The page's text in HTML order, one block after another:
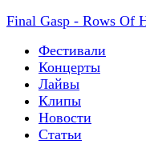
Final Gasp - Rows Of
Фестивали
Концерты
Лайвы
Клипы
Новости
Статьи